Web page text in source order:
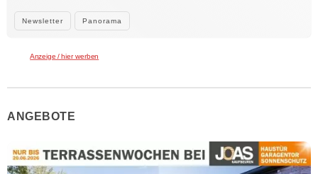
Newsletter Panorama
Anzeige / hier werben
ANGEBOTE